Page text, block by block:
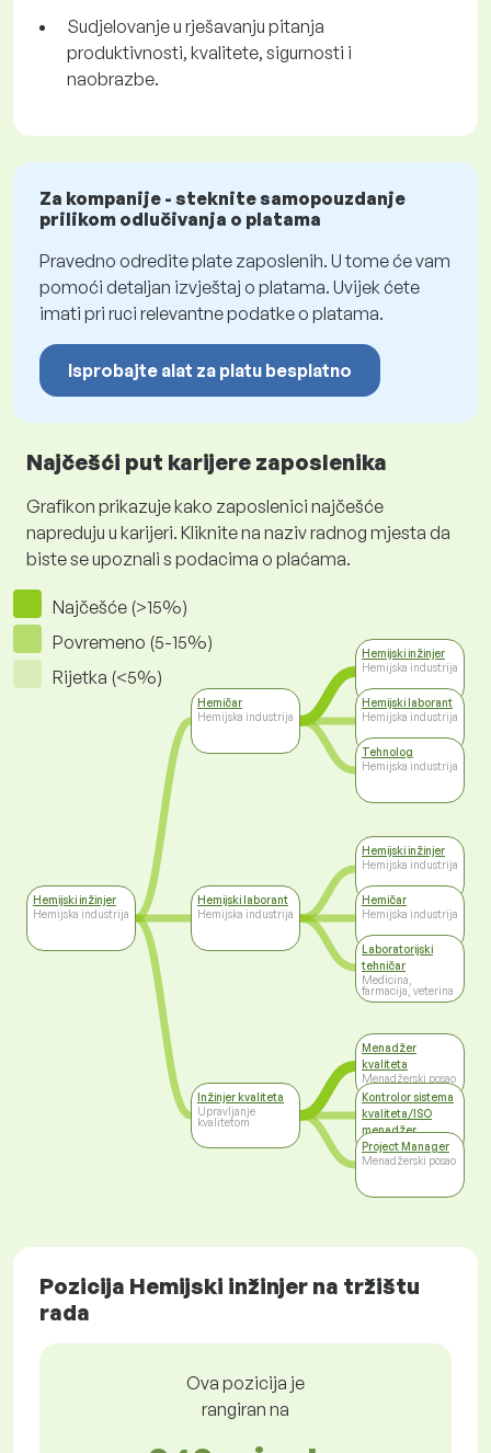
Sudjelovanje u rješavanju pitanja
produktivnosti, kvalitete, sigurnosti i
naobrazbe.
Za kompanije - steknite samopouzdanje
prilikom odlučivanja o platama
Pravedno odredite plate zaposlenih. U tome će vam
pomoći detaljan izvještaj o platama. Uvijek ćete
imati pri ruci relevantne podatke o platama.
Isprobajte alat za platu besplatno
Najčešći put karijere zaposlenika
Grafikon prikazuje kako zaposlenici najčešće
napreduju u karijeri. Kliknite na naziv radnog mjesta da
biste se upoznali s podacima o plaćama.
Najčešće (>15%)
Povremeno (5-15%)
Rijetka (<5%)
Hemijski inžinjer
Hemijska industrija
Hemičar
Hemijska industrija
Hemijski laborant
Hemijska industrija
Inžinjer kvaliteta
Upravljanje
kvalitetom
Hemijski inžinjer
Hemijska industrija
Hemijski laborant
Hemijska industrija
Tehnolog
Hemijska industrija
Hemijski inžinjer
Hemijska industrija
Hemičar
Hemijska industrija
Laboratorijski
tehničar
Medicina,
farmacija, veterina
Menadžer
kvaliteta
Menadžerski posao
Kontrolor sistema
kvaliteta/ISO
menadžer
Viši menadžment
Project Manager
Menadžerski posao
Pozicija Hemijski inžinjer na tržištu
rada
Ova pozicija je
rangiran na